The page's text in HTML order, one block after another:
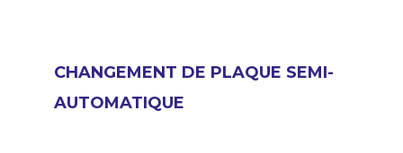
CHANGEMENT DE PLAQUE SEMI-
AUTOMATIQUE